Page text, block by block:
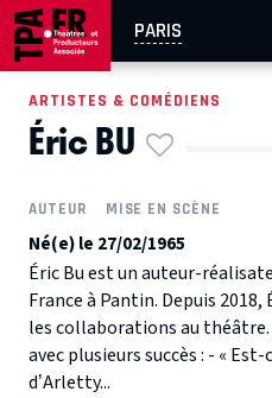
PARIS
AIX-MARSEILLE
EN TOURNÉE
ARTISTES & COMÉDIENS
Éric BU
AUTEUR MISE EN SCÈNE
Né(e) le 27/02/1965
Éric Bu est un auteur-
France à Pantin. Depuis
les collaborations au théâtre.
avec plusieurs succès : - « Est-
d’Arletty...